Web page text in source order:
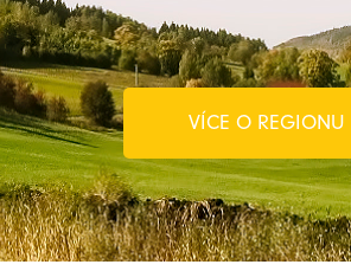
VÍCE O REGIONU